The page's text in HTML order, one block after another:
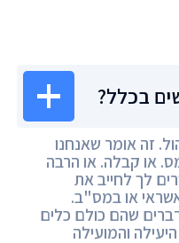
בכלל?
זה אומר שאנחנו
או קבלה. או הרבה
לך לחייב את
או במס"ב.
שהם כולם כלים
והמועילה